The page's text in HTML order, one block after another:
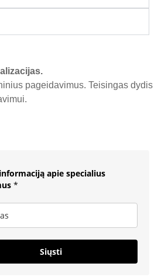
pageidavimus. Teisingas dydis
apie specialius
*
Siųsti